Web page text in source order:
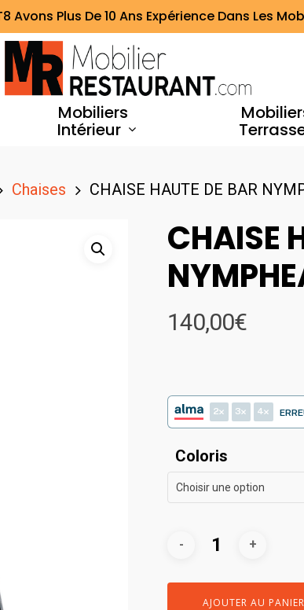
Avons Plus De 10 Ans Expérience Dans Les
Mobiliers
Intérieur
Chaises CHAISE HAUTE DE BAR
CHAISE
140,00€
2 3 4
Coloris
Choisir une option
AJOUTER AU PANIER